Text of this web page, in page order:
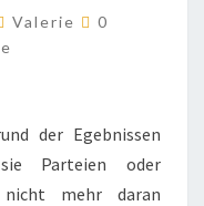
2
Valerie Kommentare
0
der Egebnissen
Parteien oder
mehr daran